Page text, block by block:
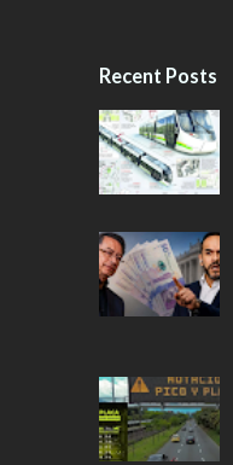
Recent Posts